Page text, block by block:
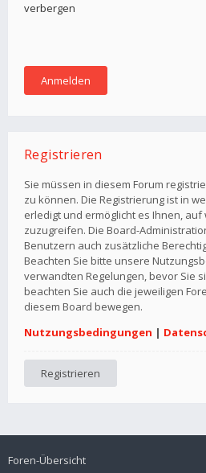
verbergen
Registrieren
Sie müssen in diesem Forum
zu können. Die Registrierung ist in
erledigt und ermöglicht es Ihnen,
zuzugreifen. Die Board-
Benutzern auch zusätzliche
Beachten Sie bitte unsere
verwandten Regelungen, bevor Sie
beachten Sie auch die jeweiligen
diesem Board bewegen.
Nutzungsbedingungen |
Registrieren
Foren-Übersicht